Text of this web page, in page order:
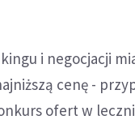
i negocjacji
cenę -
ofert w